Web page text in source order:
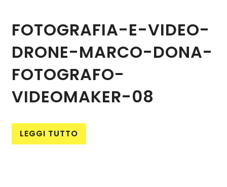
FOTOGRAFIA-E-VIDEO-
DRONE-MARCO-DONA-
FOTOGRAFO-
VIDEOMAKER-08
LEGGI TUTTO